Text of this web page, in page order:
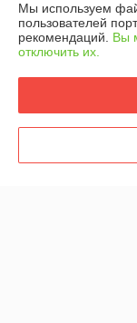
Дачный
В наличии
24,90руб. 31,13
Мы используем
пользователей
рекомендаций. Вы
отключить их.